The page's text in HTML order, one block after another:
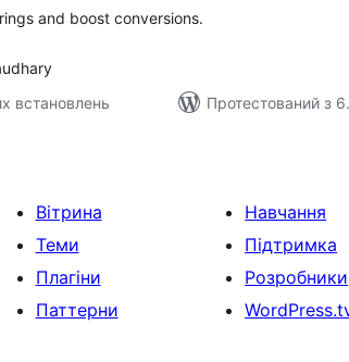
and boost conversions.
встановлень
Протестований з
Вітрина
Теми
Плагіни
Паттерни
Навчання
Підтримка
Розробники